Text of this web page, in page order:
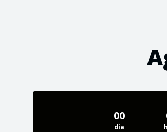
00
dia